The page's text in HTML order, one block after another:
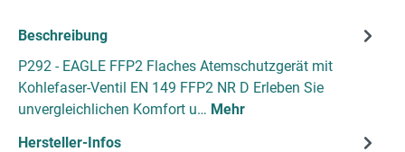
Beschreibung
P292 - EAGLE FFP2 Flaches Atemschutzgerät mit
Kohlefaser-Ventil EN 149 FFP2 NR D Erleben Sie
unvergleichlichen Komfort u… Mehr
Hersteller-Infos